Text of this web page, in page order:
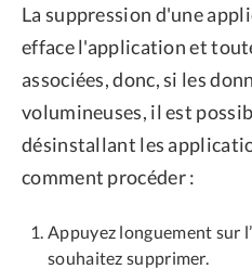
La suppression d'une
efface l'application et
associées, donc, si les
volumineuses, il est
désinstallant les
comment procéder :
Appuyez longuement sur
souhaitez supprimer.